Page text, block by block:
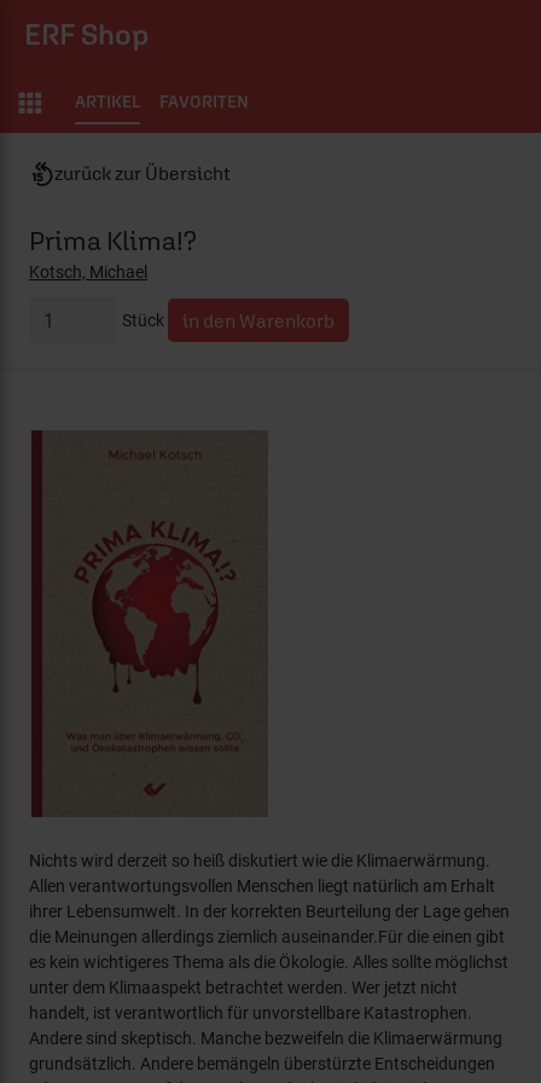
ERF Shop
ARTIKEL FAVORITEN
zurück zur Übersicht
Stück
Prima Klima!?
Kotsch, Michael
Nichts wird derzeit so heiß diskutiert wie die Klimaerwärmung.
Allen verantwortungsvollen Menschen liegt natürlich am Erhalt
ihrer Lebensumwelt. In der korrekten Beurteilung der Lage gehen
die Meinungen allerdings ziemlich auseinander.Für die einen gibt
es kein wichtigeres Thema als die Ökologie. Alles sollte möglichst
unter dem Klimaaspekt betrachtet werden. Wer jetzt nicht
handelt, ist verantwortlich für unvorstellbare Katastrophen.
Andere sind skeptisch. Manche bezweifeln die Klimaerwärmung
grundsätzlich. Andere bemängeln überstürzte Entscheidungen